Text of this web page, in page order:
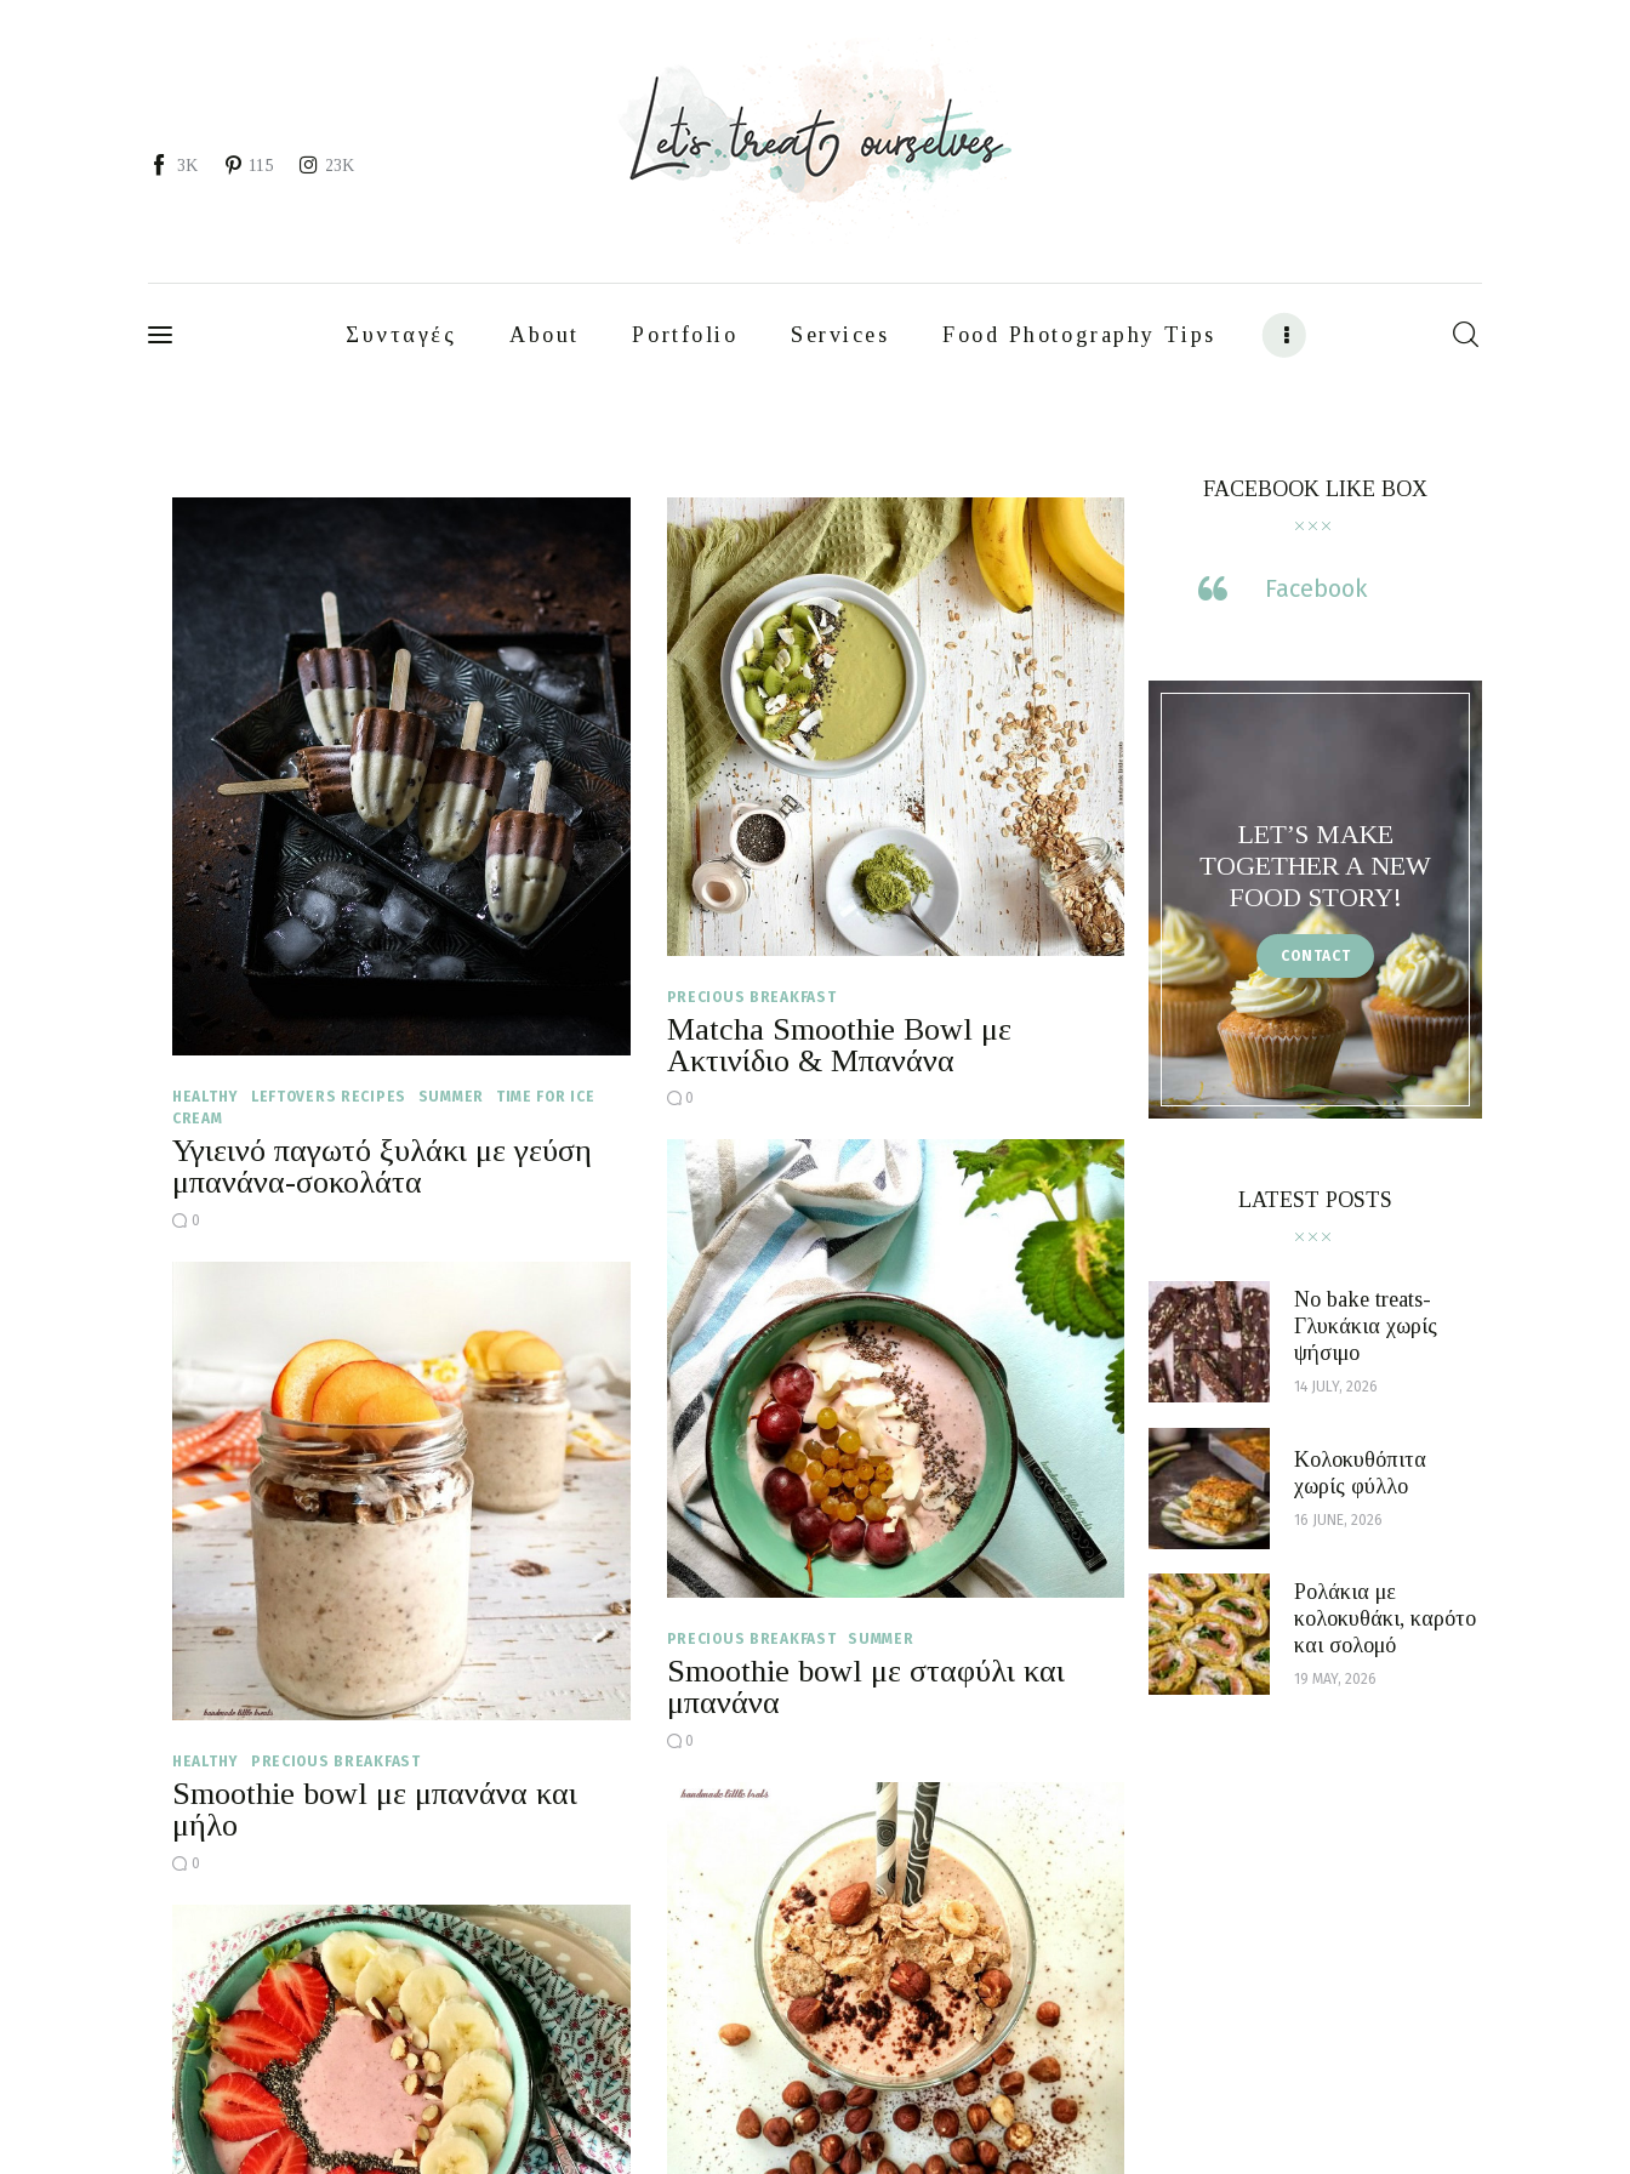
3K 115 23K
Συνταγές About Portfolio Services Food Photography Tips
HEALTHY LEFTOVERS RECIPES SUMMER
TIME FOR ICE
CREAM
Υγιεινό παγωτό ξυλάκι με γεύση
μπανάνα-σοκολάτα
0
PRECIOUS BREAKFAST
Matcha Smoothie Bowl με
Ακτινίδιο & Μπανάνα
0
PRECIOUS BREAKFAST SUMMER
Smoothie bowl με σταφύλι και
μπανάνα
0
HEALTHY
PRECIOUS BREAKFAST
Smoothie bowl με μπανάνα και
μήλο
0
FACEBOOK LIKE BOX
Facebook
LET’S MAKE
TOGETHER A NEW
FOOD STORY!
CONTACT
LATEST POSTS
No bake treats-
Γλυκάκια χωρίς
ψήσιμο
14 JULY, 2026
Κολοκυθόπιτα
χωρίς φύλλο
16 JUNE, 2026
Ρολάκια με
κολοκυθάκι, καρότο
και σολομό
19 MAY, 2026